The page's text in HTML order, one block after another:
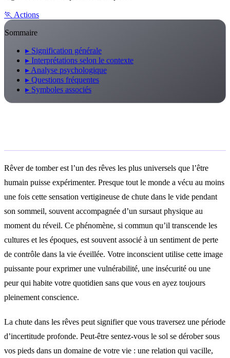
🏃 Actions
Sommaire
▸ Signification générale
▸ Interprétations selon le contexte
▸ Analyse psychologique
▸ Questions fréquentes
▸ Symboles associés
Rêver de tomber est l’un des rêves les plus universels que l’être
humain puisse expérimenter. Presque tout le monde a vécu au moins
une fois cette sensation vertigineuse de chute dans le vide pendant
son sommeil, souvent accompagnée d’un sursaut physique au
moment du réveil. Ce phénomène, si commun qu’il transcende les
cultures et les époques, est souvent associé à un sentiment de perte
de contrôle dans la vie éveillée. Votre inconscient utilise cette image
puissante pour exprimer une vulnérabilité, une insécurité ou une
peur qui habite votre quotidien sans que vous en ayez toujours
pleinement conscience.
La chute dans les rêves peut signifier que vous traversez une période
d’incertitude profonde. Peut-être sentez-vous le sol se dérober sous
vos pieds dans un domaine de votre vie : une relation qui vacille,